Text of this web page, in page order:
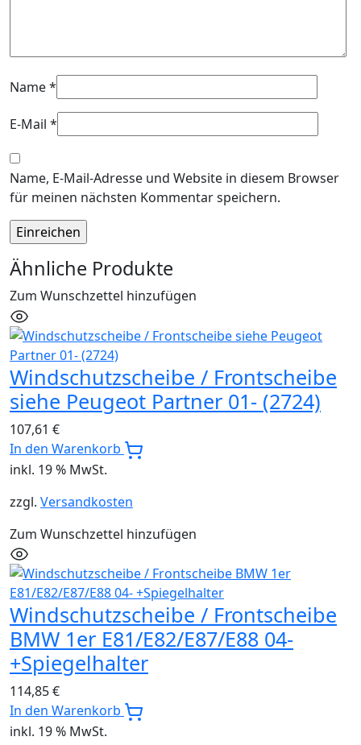
Name*
E-Mail *
Name, E-Mail-Adresse und Website in diesem Browser
für meinen nächsten Kommentar speichern.
Ähnliche Produkte
Zum Wunschzettel hinzufügen
Windschutzscheibe / Frontscheibe
siehe Peugeot Partner 01- (2724)
107,61 €
In den Warenkorb
inkl. 19 % MwSt.
zzgl. Versandkosten
Zum Wunschzettel hinzufügen
Windschutzscheibe / Frontscheibe
BMW 1er E81/E82/E87/E88 04-
+Spiegelhalter
114,85€
In den Warenkorb
inkl. 19 % MwSt.